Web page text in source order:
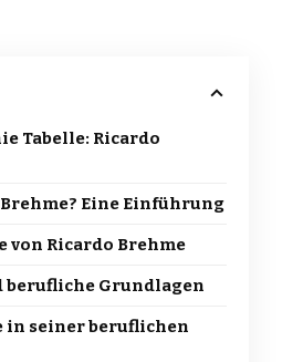
Tabelle: Ricardo
Eine Einführung
von Ricardo Brehme
berufliche Grundlagen
in seiner beruflichen